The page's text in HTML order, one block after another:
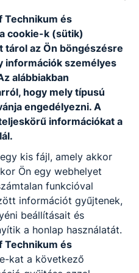
végrehajtatja a
végrehajtatja
feladatokat és
és befejező
szükség esetén
át, árut raktároz
áruraktározást
a HACCP
a
a technológiai
leírásait.
Technikum és
cookie-k (sütik)
tárol az Ön böngészésre
információk személyes
alábbiakban
hogy mely típusú
engedélyezni. A
információkat a
kis fájl, amely akkor
Ön egy webhelyet
funkcióval
információt gyűjtenek,
beállításait és
a honlap használatát.
Technikum és
kat a következő